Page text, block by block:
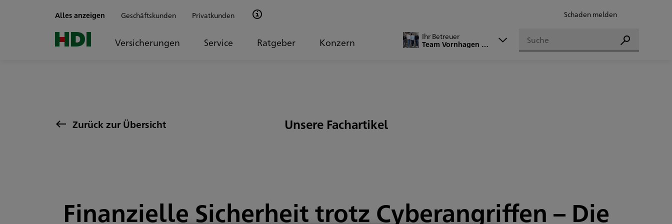
Alles anzeigen Geschäftskunden Privatkunden Schaden melden
Versicherungen Service Ratgeber Konzern
Ihr Betreuer
Team Vornhagen OHG
Suchen
Suchen
Zurück zur Übersicht Unsere Fachartikel
Finanzielle Sicherheit trotz Cyberangriffen – Die